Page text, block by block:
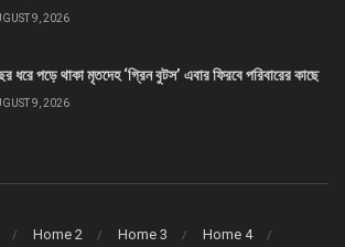
9, 2026
ধরে পড়ে থাকা মৃতদেহ ‘গ্রিন বুটস’ এবার ফিরবে পরিবারের কাছে
9, 2026
Home 2 Home 3
Home 4